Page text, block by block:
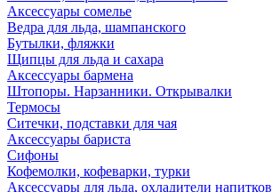
Аксессуары сомелье
Ведра для льда, шампанского
Бутылки, фляжки
Щипцы для льда и сахара
Аксессуары бармена
Штопоры. Нарзанники. Открывалки
Термосы
Ситечки, подставки для чая
Аксессуары бариста
Сифоны
Кофемолки, кофеварки, турки
Аксессуары для льда, охладители напитков